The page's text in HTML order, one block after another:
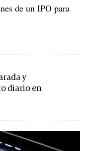
de un IPO para
y
diario en